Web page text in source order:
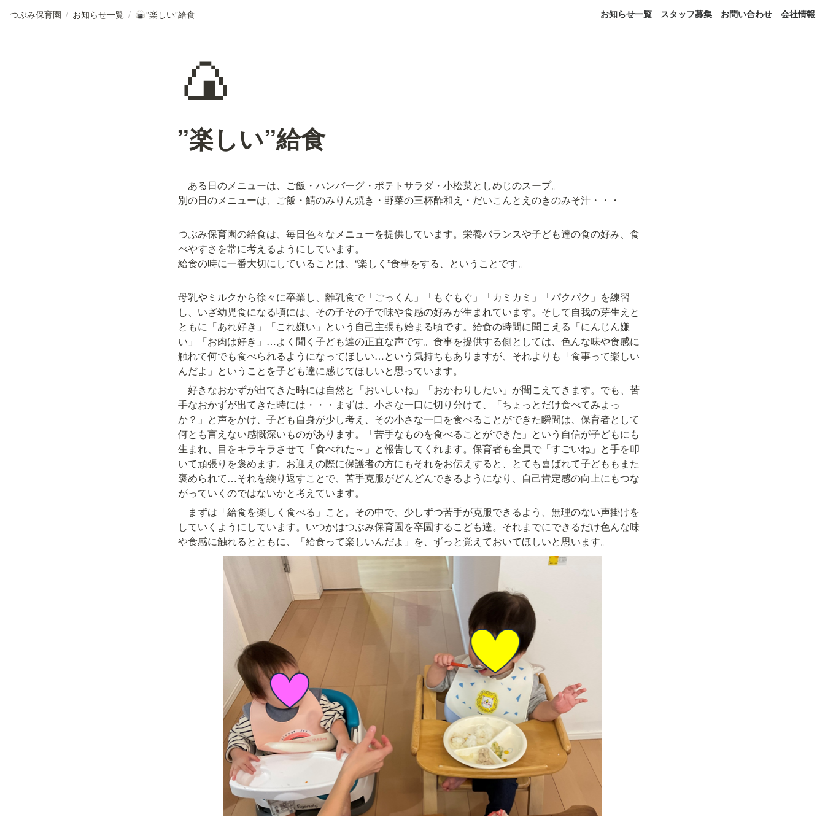
つぶみ保育園 / お知らせ一覧 / 🍙”楽しい”給食 お知らせ一覧 スタッフ募集 お問い合わせ 会社情報
🍙
”楽しい”給食
ある日のメニューは、ご飯・ハンバーグ・ポテトサラダ・小松菜としめじのスープ。
別の日のメニューは、ご飯・鯖のみりん焼き・野菜の三杯酢和え・だいこんとえのきのみそ汁・・・
つぶみ保育園の給食は、毎日色々なメニューを提供しています。栄養バランスや子ども達の食の好み、食
べやすさを常に考えるようにしています。
給食の時に一番大切にしていることは、“楽しく”食事をする、ということです。
母乳やミルクから徐々に卒業し、離乳食で「ごっくん」「もぐもぐ」「カミカミ」「パクパク」を練習
し、いざ幼児食になる頃には、その子その子で味や食感の好みが生まれています。そして自我の芽生えと
ともに「あれ好き」「これ嫌い」という自己主張も始まる頃です。給食の時間に聞こえる「にんじん嫌
い」「お肉は好き」…よく聞く子ども達の正直な声です。食事を提供する側としては、色んな味や食感に
触れて何でも食べられるようになってほしい…という気持ちもありますが、それよりも「食事って楽しい
んだよ」ということを子ども達に感じてほしいと思っています。
好きなおかずが出てきた時には自然と「おいしいね」「おかわりしたい」が聞こえてきます。でも、苦
手なおかずが出てきた時には・・・まずは、小さな一口に切り分けて、「ちょっとだけ食べてみよっ
か？」と声をかけ、子ども自身が少し考え、その小さな一口を食べることができた瞬間は、保育者として
何とも言えない感慨深いものがあります。「苦手なものを食べることができた」という自信が子どもにも
生まれ、目をキラキラさせて「食べれた～」と報告してくれます。保育者も全員で「すごいね」と手を叩
いて頑張りを褒めます。お迎えの際に保護者の方にもそれをお伝えすると、とても喜ばれて子どももまた
褒められて…それを繰り返すことで、苦手克服がどんどんできるようになり、自己肯定感の向上にもつな
がっていくのではないかと考えています。
まずは「給食を楽しく食べる」こと。その中で、少しずつ苦手が克服できるよう、無理のない声掛けを
していくようにしています。いつかはつぶみ保育園を卒園するこども達。それまでにできるだけ色んな味
や食感に触れるとともに、「給食って楽しいんだよ」を、ずっと覚えておいてほしいと思います。